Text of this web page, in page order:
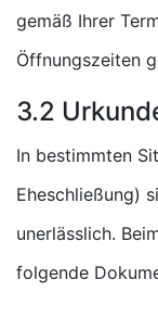
gemäß Ihrer
Öffnungszeiten
3.2
In bestimmten
Eheschließung)
unerlässlich.
folgende